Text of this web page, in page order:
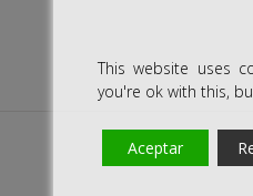
This website uses
you're ok with this,
Aceptar